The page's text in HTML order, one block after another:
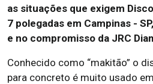
as situações que exigem
7 polegadas em Campinas -
e no compromisso da JRC
Conhecido como “makitão” o
para concreto é muito usado